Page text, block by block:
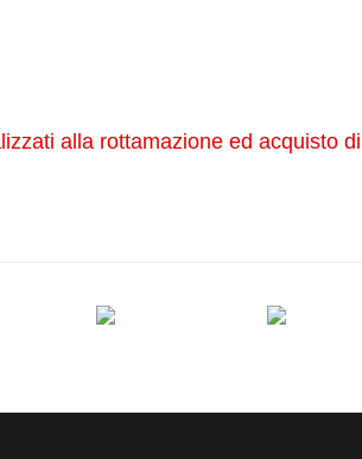
alla rottamazione ed acquisto